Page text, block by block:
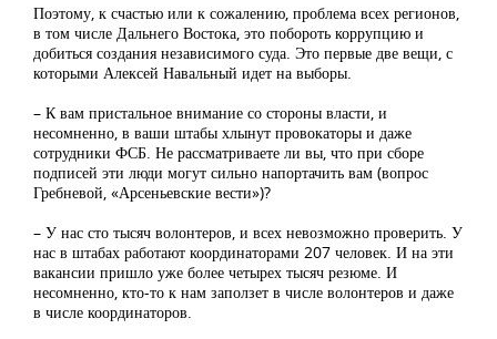
Поэтому, к счастью или к сожалению, проблема всех регионов,
в том числе Дальнего Востока, это побороть коррупцию и
добиться создания независимого суда. Это первые две вещи, с
которыми Алексей Навальный идет на выборы.
– К вам пристальное внимание со стороны власти, и
несомненно, в ваши штабы хлынут провокаторы и даже
сотрудники ФСБ. Не рассматриваете ли вы, что при сборе
подписей эти люди могут сильно напортачить вам (вопрос
Гребневой, «Арсеньевские вести»)?
– У нас сто тысяч волонтеров, и всех невозможно проверить. У
нас в штабах работают координаторами 207 человек. И на эти
вакансии пришло уже более четырех тысяч резюме. И
несомненно, кто-то к нам заползет в числе волонтеров и даже
в числе координаторов.